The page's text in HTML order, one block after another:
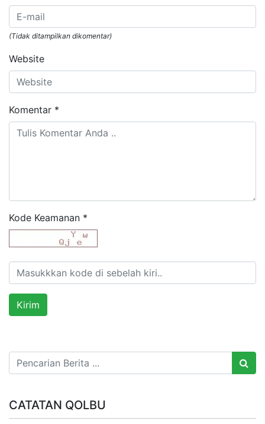
(Tidak ditampilkan dikomentar)
Website
Komentar *
Kode Keamanan *
CATATAN QOLBU